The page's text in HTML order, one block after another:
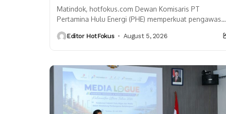
Matindok, hotfokus.com Dewan Komisaris PT
Pertamina Hulu Energi (PHE) memperkuat pengawasan
Donggi Matindok Field...
Editor HotFokus August 5, 2026